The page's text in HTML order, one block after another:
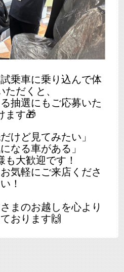
乗車に乗り込んで体
ただくと、
抽選にもご応募いた
ます🎁
けど見てみたい」
なる車がある」
も大歓迎です！
気軽にご来店くださ
い！
まのお越しを心より
おります🙌